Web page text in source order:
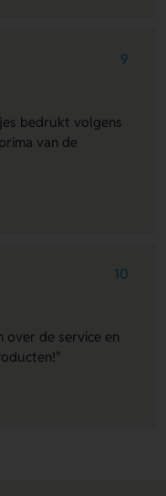
9
bedrukt volgens
van de
10
over de service en